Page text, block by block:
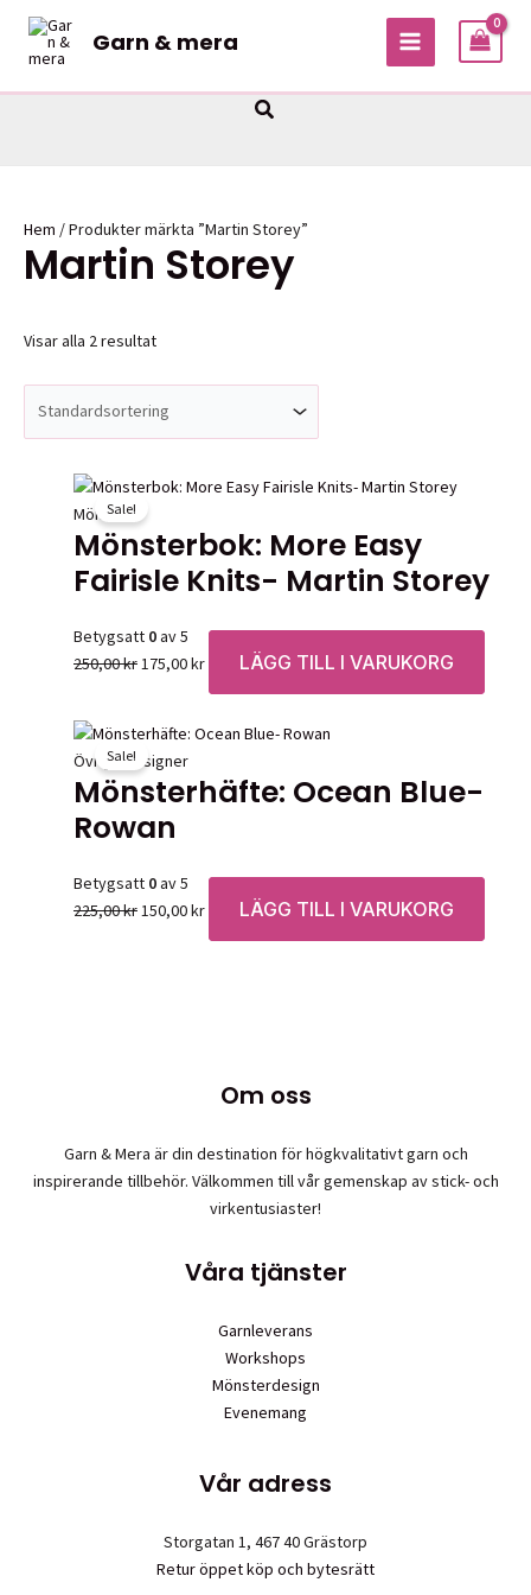
Hoppa
innehåll
Garn & mera
MAIN
Sök
Hem / Produkter märkta ”Martin Storey”
Martin Storey
Visar alla 2 resultat
Sale!
Mönster
Mönsterbok: More Easy
Fairisle Knits- Martin Storey
Betygsatt 0av 5
250,00kr Det
ursprungliga
var:
250,00 kr.
175,00krDet
nuvarande
är:
LÄGG TILL I VARUKORG
Sale!
Övriga designer
Mönsterhäfte: Ocean Blue-
Rowan
Betygsatt 0av 5
225,00kr Det
ursprungliga
150,00krDet
nuvarande
LÄGG TILL I VARUKORG
Om oss
Garn & Mera är din destination för högkvalitativt garn och
inspirerande tillbehör. Välkommen till vår gemenskap av stick- och
virkentusiaster!
Våra tjänster
Garnleverans
Workshops
Mönsterdesign
Evenemang
Vår adress
Storgatan 1, 467 40 Grästorp
Retur öppet köp och bytesrätt